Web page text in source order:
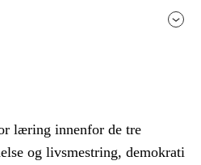
læring innenfor de tre
og livsmestring, demokrati